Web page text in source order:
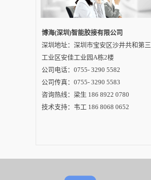
CPU的热量是靠通过
点胶机设备把导热硅
安装上散热片，就可
硅脂是什么来的呢？
博海（深圳）智能胶
接有限公司和大家讲
解一下。 导热硅脂俗
以有机硅酮为主要原
性能优异的材料，制
成的导热型有机硅脂
稳定。导热硅脂是一
博海(深圳)智能胶接有限公司
深圳地址：深圳市宝安区沙井共和第三
工业区安佳工业园A栋2楼
公司电话：0755- 3290 5582
公司传真：0755- 3290 5583
咨询热线：梁生 186 8922 0780
技术支持：韦工 186 8068 0652